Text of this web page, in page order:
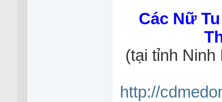
Các Nữ
(tại tỉnh
http://